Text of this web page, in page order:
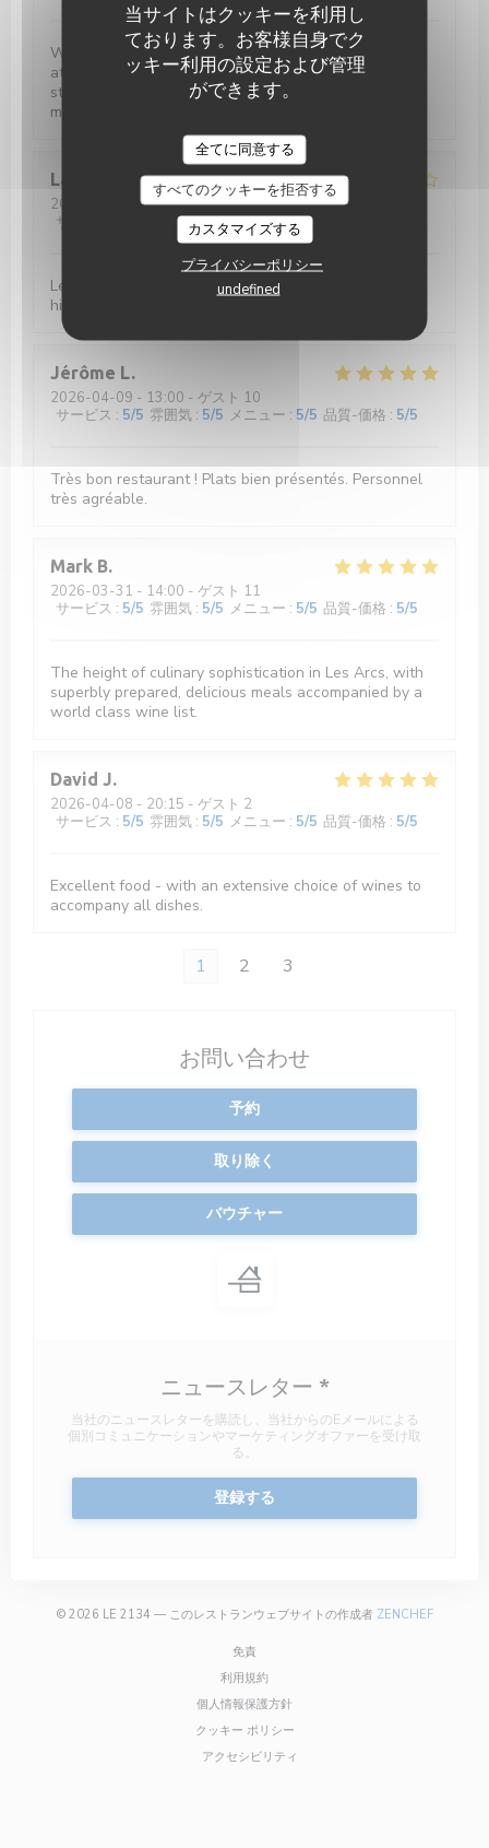
当サイトはクッキーを利用し
ております。お客様自身でク
ッキー利用の設定および管理
ができます。
全てに同意する
すべてのクッキーを拒否する
カスタマイズする
プライバシーポリシー
undefined
We had the Wagyu which was excellent, overall
atmosphere in the restaurant was really nice, and the
staff was attentif and very friendly. You pay a little
more but it's well worth it.
Laurie
2026-04-11
- 20:15 - ゲスト 5
サービス
雰囲気:3/5 メニュー:4/5
Les plats sont bons, les cocktails aussi mais le service
hier soir n’a pas été à la hauteur.
Jérôme L
2026-04-09 - 13:00 - ゲスト 10
サービス : 5/5 雰囲気 : 5/5 メニュー : 5/5 品質-価格 : 5/5
Très bon restaurant ! Plats bien présentés. Personnel
très agréable.
Mark B
2026-03-31 - 14:00 - ゲスト 11
サービス : 5/5 雰囲気 : 5/5 メニュー : 5/5 品質-価格 : 5/5
The height of culinary sophistication in Les Arcs, with
superbly prepared, delicious meals accompanied by a
world class wine list.
David J
2026-04-08 - 20:15 - ゲスト 2
サービス : 5/5 雰囲気 : 5/5 メニュー : 5/5 品質-価格 : 5/5
Excellent food - with an extensive choice of wines to
accompany all dishes.
1 2 3
お問い合わせ
予約
取り除く
バウチャー
ニュースレター *
当社のニュースレターを購読し、当社からのEメールによる
個別コミュニケーションやマーケティングオファーを受け取
る。
登録する
© 2026 LE 2134 — このレストランウェブサイトの作成者 ZENCHEF((新しい
免責
利用規約
個人情報保護方針((新しいウィンドウで開きます))
クッキー ポリシー((新しいウィンドウで開きます))
アクセシビリティ